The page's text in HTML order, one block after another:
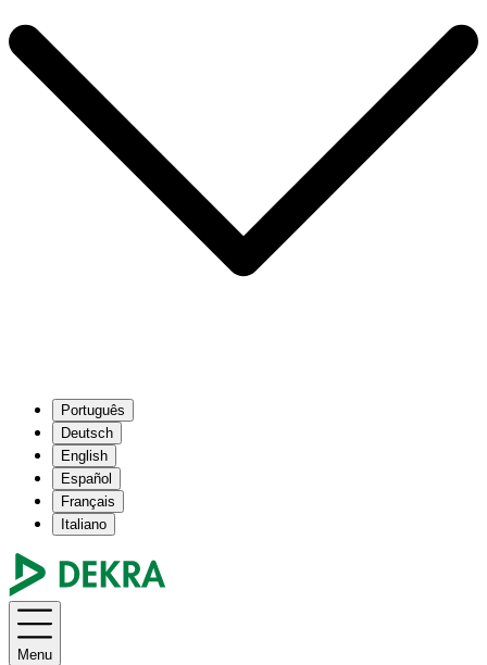
Português
Deutsch
English
Español
Français
Italiano
Menu